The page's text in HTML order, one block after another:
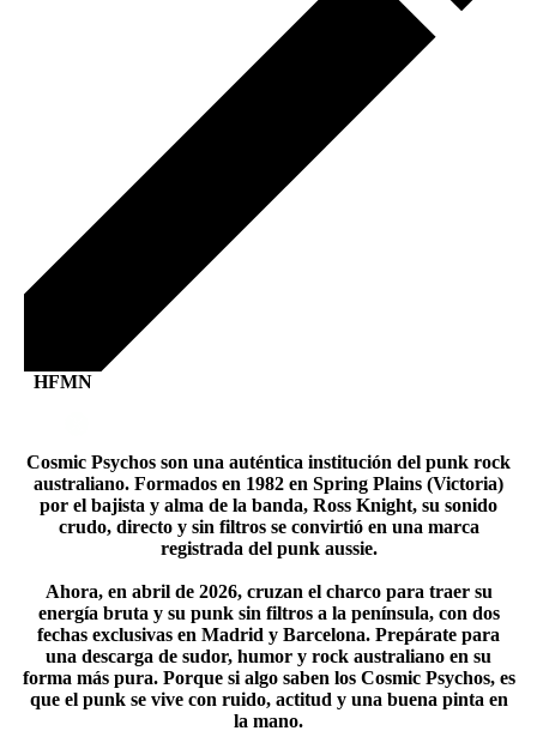
HFMN
Cosmic Psychos son una auténtica institución del punk rock
australiano. Formados en 1982 en Spring Plains (Victoria)
por el bajista y alma de la banda, Ross Knight, su sonido
crudo, directo y sin filtros se convirtió en una marca
registrada del punk aussie.
Ahora, en abril de 2026, cruzan el charco para traer su
energía bruta y su punk sin filtros a la península, con dos
fechas exclusivas en Madrid y Barcelona. Prepárate para
una descarga de sudor, humor y rock australiano en su
forma más pura. Porque si algo saben los Cosmic Psychos, es
que el punk se vive con ruido, actitud y una buena pinta en
la mano.